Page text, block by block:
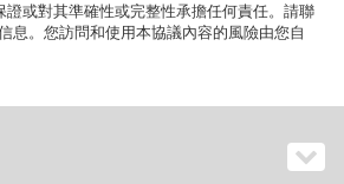
證或對其準確性或完整性承擔任何責任。請聯
息。您訪問和使用本協議內容的風險由您自